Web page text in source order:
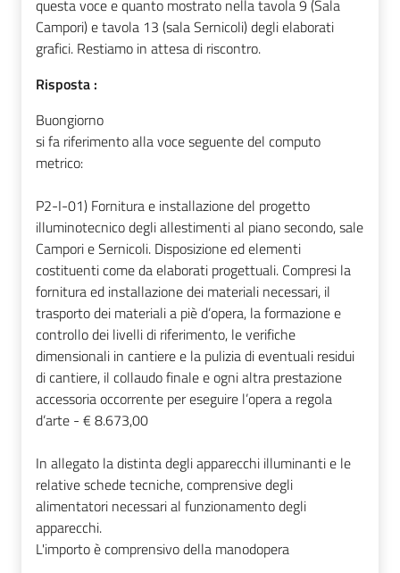
questa voce e quanto mostrato nella tavola 9 (Sala
Campori) e tavola 13 (sala Sernicoli) degli elaborati
grafici. Restiamo in attesa di riscontro.
Risposta :
Buongiorno
si fa riferimento alla voce seguente del computo
metrico:
P2-I-01) Fornitura e installazione del progetto
illuminotecnico degli allestimenti al piano secondo, sale
Campori e Sernicoli. Disposizione ed elementi
costituenti come da elaborati progettuali. Compresi la
fornitura ed installazione dei materiali necessari, il
trasporto dei materiali a piè d’opera, la formazione e
controllo dei livelli di riferimento, le verifiche
dimensionali in cantiere e la pulizia di eventuali residui
di cantiere, il collaudo finale e ogni altra prestazione
accessoria occorrente per eseguire l’opera a regola
d’arte - € 8.673,00
In allegato la distinta degli apparecchi illuminanti e le
relative schede tecniche, comprensive degli
alimentatori necessari al funzionamento degli
apparecchi.
L'importo è comprensivo della manodopera